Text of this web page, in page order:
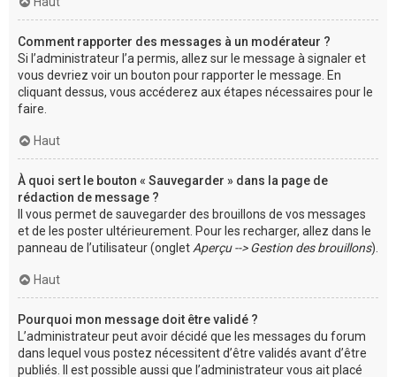
Comment rapporter des messages à un modérateur ?
Si l’administrateur l’a permis, allez sur le message à signaler et
vous devriez voir un bouton pour rapporter le message. En
cliquant dessus, vous accéderez aux étapes nécessaires pour le
faire.
Haut
À quoi sert le bouton « Sauvegarder » dans la page de
rédaction de message ?
Il vous permet de sauvegarder des brouillons de vos messages
et de les poster ultérieurement. Pour les recharger, allez dans le
panneau de l’utilisateur (onglet Aperçu --> Gestion des brouillons).
Haut
Pourquoi mon message doit être validé ?
L’administrateur peut avoir décidé que les messages du forum
dans lequel vous postez nécessitent d’être validés avant d’être
publiés. Il est possible aussi que l’administrateur vous ait placé